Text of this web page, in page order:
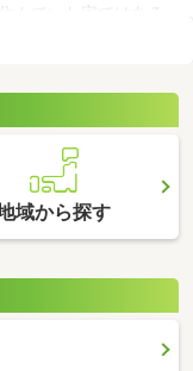
んでいた家ではある
あります。ここで
域から探す